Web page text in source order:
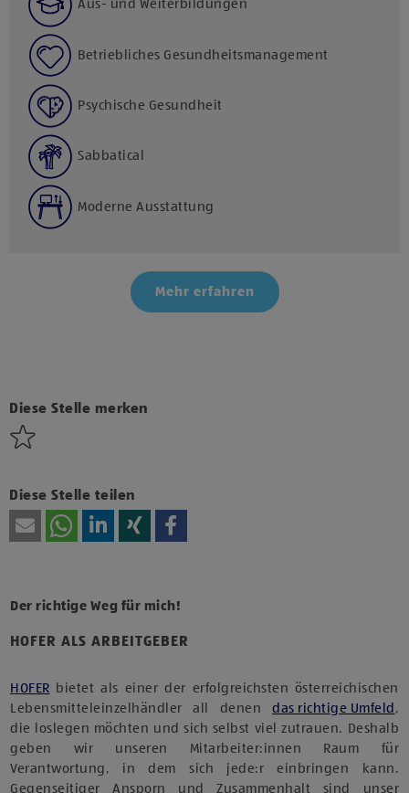
Aus- und Weiterbildungen
Betriebliches Gesundheitsmanagement
Psychische Gesundheit
Sabbatical
Moderne Ausstattung
Mehr erfahren
Diese Stelle merken
Diese Stelle teilen
HOFER ALS ARBEITGEBER
Der richtige Weg für mich!
HOFER bietet als einer der erfolgreichsten österreichischen
Lebensmitteleinzelhändler all denen das richtige Umfeld ,
die loslegen möchten und sich selbst viel zutrauen. Deshalb
geben wir unseren Mitarbeiter:innen Raum für
Verantwortung, in dem sich jede:r einbringen kann.
Gegenseitiger Ansporn und Zusammenhalt sind unser